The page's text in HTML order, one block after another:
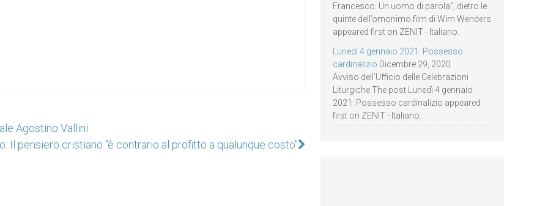
Agostino Vallini
Il pensiero cristiano "è contrario al profitto a qualunque costo"
Francesco. Un uomo di parola”, dietro le
quinte dell’omonimo film di Wim Wenders
appeared first on ZENIT - Italiano.
Lunedì 4 gennaio 2021: Possesso
cardinalizio Dicembre 29, 2020
Avviso dell’Ufficio delle Celebrazioni
Liturgiche The post Lunedì 4 gennaio
2021: Possesso cardinalizio appeared
first on ZENIT - Italiano.